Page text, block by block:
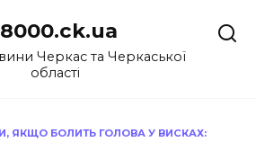
Черкас та Черкаської
області
ЯКЩО БОЛИТЬ ГОЛОВА У ВИСКАХ: